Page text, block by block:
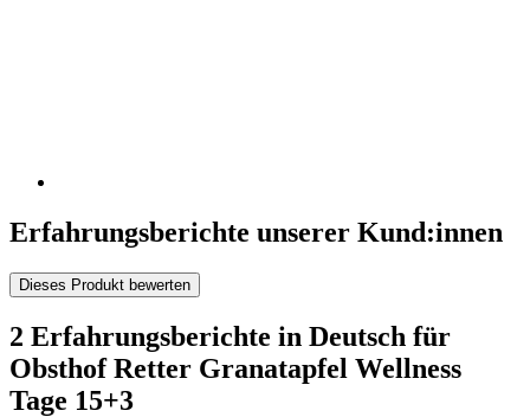
Erfahrungsberichte unserer Kund:innen
Dieses Produkt bewerten
2 Erfahrungsberichte in Deutsch für
Obsthof Retter Granatapfel Wellness
Tage 15+3